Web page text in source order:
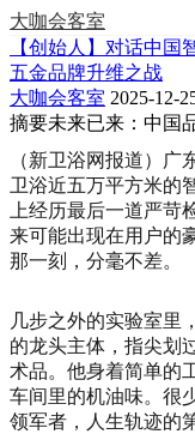
大咖会客室
【创始人】对话中
五金品牌升维之战
大咖会客室 2025-12-
摘要未来已来：中国
（新卫浴网报道）
卫浴近五万平方米的
上经历最后一道严苛
来可能出现在用户的
那一刻，分毫不差。
几步之外的实验室里
的龙头主体，指尖划
术品。他身着简单的
车间里的机油味。很
领军者，人生轨迹的